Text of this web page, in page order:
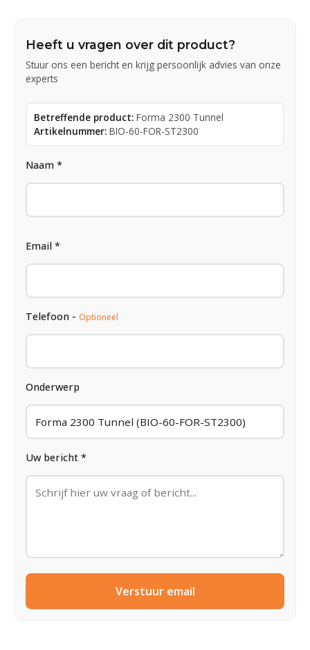
Heeft u vragen over dit product?
Stuur ons een bericht en krijg persoonlijk advies van onze
experts
Betreffende product: Forma 2300 Tunnel
Artikelnummer: BIO-60-FOR-ST2300
Naam *
Email *
Telefoon - Optioneel
Onderwerp
Uw bericht *
Verstuur email